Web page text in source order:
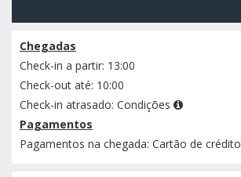
Chegadas
Check-in a partir: 13:00
Check-out até: 10:00
Check-in atrasado: Condições
Pagamentos
Pagamentos na chegada: Cartão de crédito